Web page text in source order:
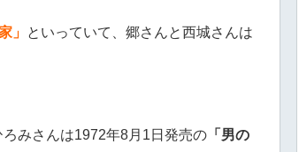
」 といっていて、郷さんと西城さんは
みさんは1972年8月1日発売の 「男の